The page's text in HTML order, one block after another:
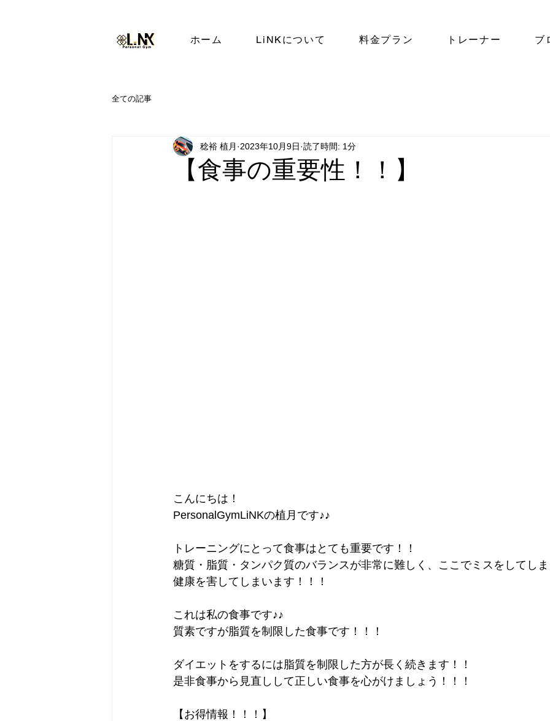
ホーム LiNKについて 料金プラン トレーナー ブ
全ての記事
【食事の重要性！！】
稔裕 植月 2023年10月9日 読了時間: 1分
こんにちは！
PersonalGymLiNKの植月です♪♪
トレーニングにとって食事はとても重要です！！
糖質・脂質・タンパク質のバランスが非常に難しく、ここでミスをしてし
健康を害してしまいます！！！
これは私の食事です♪♪
質素ですが脂質を制限した食事です！！！
ダイエットをするには脂質を制限した方が長く続きます！！
是非食事から見直しして正しい食事を心がけましょう！！！
【お得情報！！！】